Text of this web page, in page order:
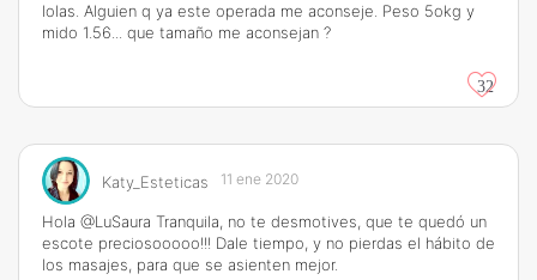
lolas. Alguien q ya este operada me aconseje. Peso 5okg y
mido 1.56... que tamaño me aconsejan ?
32
Katy_Esteticas 11 ene 2020
Hola @LuSaura Tranquila, no te desmotives, que te quedó un
escote preciosooooo!!! Dale tiempo, y no pierdas el hábito de
los masajes, para que se asienten mejor.